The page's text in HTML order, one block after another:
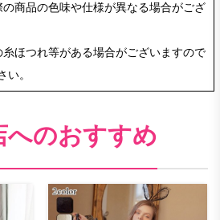
商品の色味や仕様が異なる場合がござ
ほつれ等がある場合がございますので
い。
へのおすすめ